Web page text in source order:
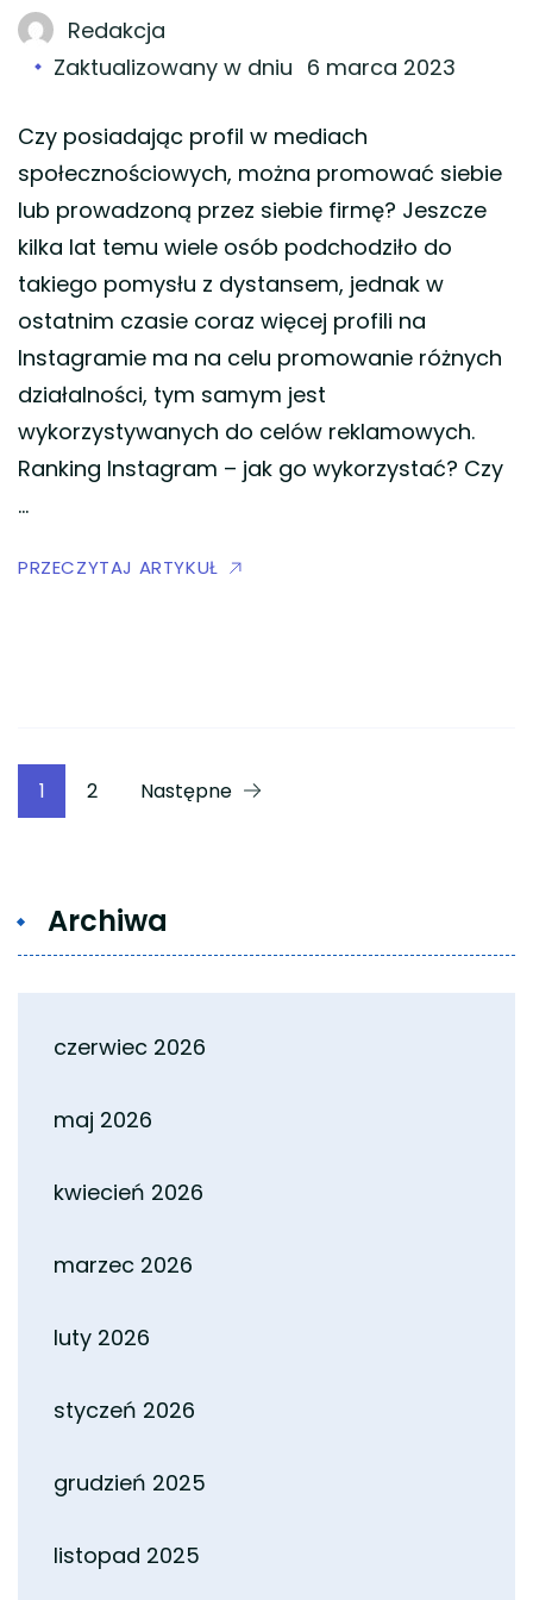
Redakcja
Zaktualizowany w dniu 6 marca 2023
Czy posiadając profil w mediach
społecznościowych, można promować siebie
lub prowadzoną przez siebie firmę? Jeszcze
kilka lat temu wiele osób podchodziło do
takiego pomysłu z dystansem, jednak w
ostatnim czasie coraz więcej profili na
Instagramie ma na celu promowanie różnych
działalności, tym samym jest
wykorzystywanych do celów reklamowych.
Ranking Instagram – jak go wykorzystać? Czy
…
PRZECZYTAJ ARTYKUŁ
Stronicowanie
Strona
1 Strona
2 Następne
Archiwa
czerwiec 2026
maj 2026
kwiecień 2026
marzec 2026
luty 2026
styczeń 2026
grudzień 2025
listopad 2025